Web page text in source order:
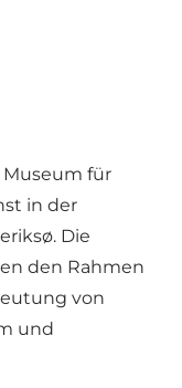
für
in der
Die
den Rahmen
von
und